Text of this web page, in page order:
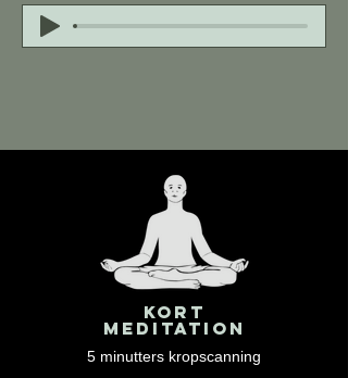
Kort
meditation
5 minutters kropscanning